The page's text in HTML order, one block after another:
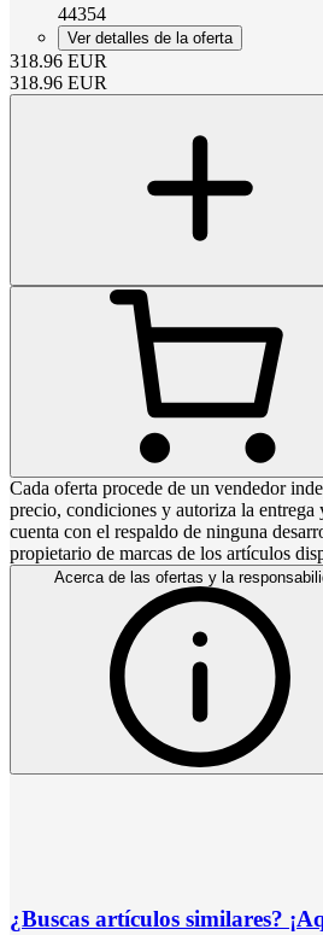
44354
Ver detalles de la oferta
318.96 EUR
318.96 EUR
Cada oferta procede de un vendedor
precio, condiciones y autoriza la
cuenta con el respaldo de ninguna
propietario de marcas de los artículos
Acerca de las ofertas y la
¿Buscas artículos similares?